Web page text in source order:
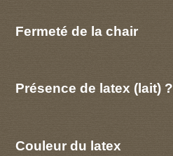
Fermeté de la chair
Présence de latex (lait) ?
Couleur du latex